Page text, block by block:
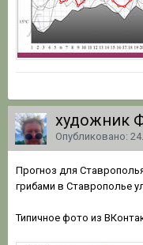
художник
Опубликовано:
Прогноз для
грибами в Ставрополье
Типичное фото из